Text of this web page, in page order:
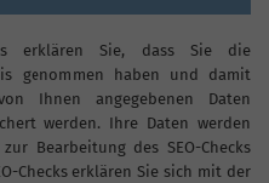
erklären Sie, dass Sie die
genommen haben und damit
Ihnen angegebenen Daten
werden. Ihre Daten werden
Bearbeitung des SEO-Checks
Checks erklären Sie sich mit der